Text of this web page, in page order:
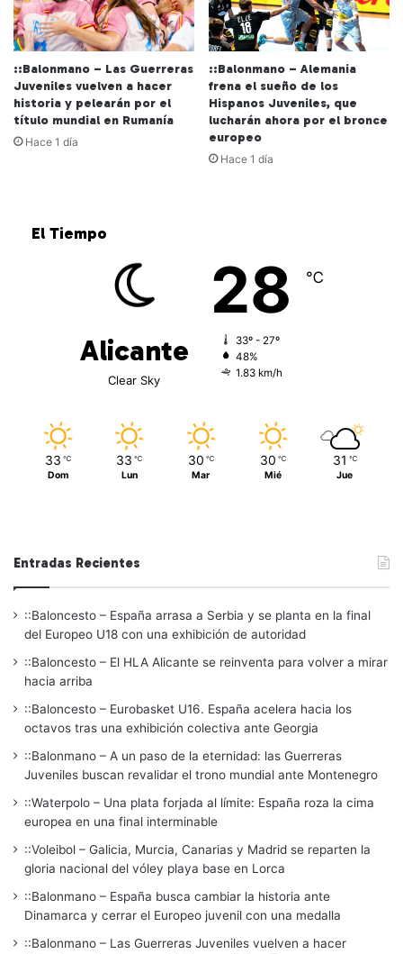
::Balonmano – Las Guerreras
Juveniles vuelven a hacer
historia y pelearán por el
título mundial en Rumanía
Hace 1 día
::Balonmano – Alemania
frena el sueño de los
Hispanos Juveniles, que
lucharán ahora por el bronce
europeo
Hace 1 día
El Tiempo
Alicante
Clear Sky
28 ℃
33º - 27º
48%
1.83 km/h
33 ℃
Dom
33 ℃
Lun
30 ℃
Mar
30 ℃
Mié
31 ℃
Jue
Entradas Recientes
::Baloncesto – España arrasa a Serbia y se planta en la final
del Europeo U18 con una exhibición de autoridad
::Baloncesto – El HLA Alicante se reinventa para volver a mirar
hacia arriba
::Baloncesto – Eurobasket U16. España acelera hacia los
octavos tras una exhibición colectiva ante Georgia
::Balonmano – A un paso de la eternidad: las Guerreras
Juveniles buscan revalidar el trono mundial ante Montenegro
::Waterpolo – Una plata forjada al límite: España roza la cima
europea en una final interminable
::Voleibol – Galicia, Murcia, Canarias y Madrid se reparten la
gloria nacional del vóley playa base en Lorca
::Balonmano – España busca cambiar la historia ante
Dinamarca y cerrar el Europeo juvenil con una medalla
::Balonmano – Las Guerreras Juveniles vuelven a hacer